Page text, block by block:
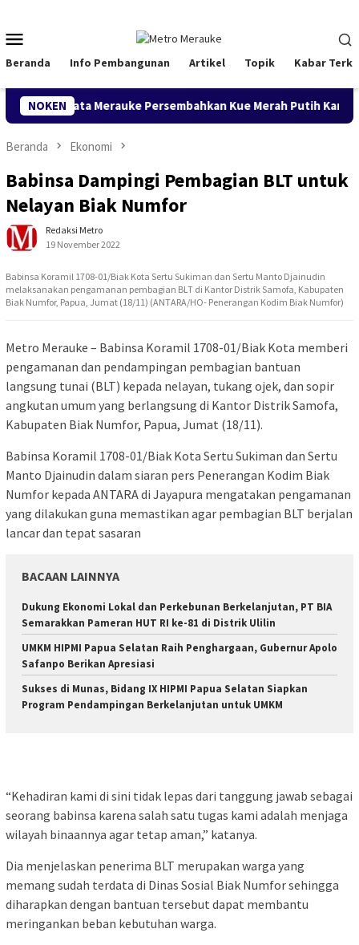
konten
Mobile
Beranda Info Pembangunan Artikel Topik Kabar
NOKENMerauke Persembahkan Kue Merah Putih Karya Siswa
Beranda Ekonomi
Babinsa Dampingi Pembagian BLT untuk
Nelayan Biak Numfor
Redaksi Metro
19 November 2022
Babinsa Koramil 1708-01/Biak Kota Sertu Sukiman dan Sertu Manto Djainudin
melaksanakan pengamanan pembagian BLT di Kantor Distrik Samofa, Kabupaten
Biak Numfor, Papua, Jumat (18/11) (ANTARA/HO- Penerangan Kodim Biak Numfor)
Metro Merauke – Babinsa Koramil 1708-01/Biak Kota memberi
pengamanan dan pendampingan pembagian bantuan
langsung tunai (BLT) kepada nelayan, tukang ojek, dan sopir
angkutan umum yang berlangsung di Kantor Distrik Samofa,
Kabupaten Biak Numfor, Papua, Jumat (18/11).
Babinsa Koramil 1708-01/Biak Kota Sertu Sukiman dan Sertu
Manto Djainudin dalam siaran pers Penerangan Kodim Biak
Numfor kepada ANTARA di Jayapura mengatakan pengamanan
yang dilakukan guna memastikan agar pembagian BLT berjalan
lancar dan tepat sasaran
BACAAN LAINNYA
Dukung Ekonomi Lokal dan Perkebunan Berkelanjutan, PT BIA
Semarakkan Pameran HUT RI ke-81 di Distrik Ulilin
UMKM HIPMI Papua Selatan Raih Penghargaan, Gubernur Apolo
Safanpo Berikan Apresiasi
Sukses di Munas, Bidang IX HIPMI Papua Selatan Siapkan
Program Pendampingan Berkelanjutan untuk UMKM
“Kehadiran kami di sini tidak lepas dari tanggung jawab sebagai
seorang babinsa karena salah satu tugas kami adalah menjaga
wilayah binaannya agar tetap aman,” katanya.
Dia menjelaskan penerima BLT merupakan warga yang
memang sudah terdata di Dinas Sosial Biak Numfor sehingga
diharapkan dengan bantuan tersebut dapat membantu
meringankan beban kebutuhan warga.